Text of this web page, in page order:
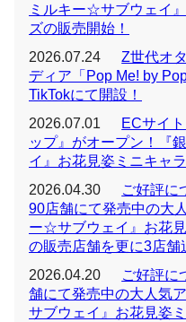
ミルキー☆サブウェイ
ズの販売開始！
2026.07.24
Z世代オ
ディア「Pop Me! by
TikTokにて開設！
2026.07.01
ECサイ
ップ』がオープン！『
イ』お花見姿ミニキャ
2026.04.30
ご好評に
90店舗にて発売中の大
ー☆サブウェイ』お花
の販売店舗を更に3店舗
2026.04.20
ご好評に
舗にて発売中の大人気
サブウェイ』お花見姿